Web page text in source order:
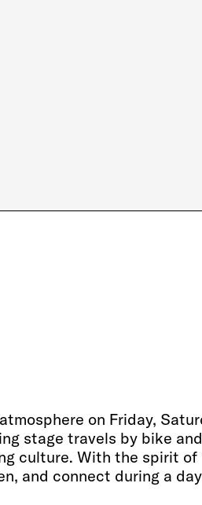
on Friday,
stage travels by bike
culture. With the spirit of
and connect during a